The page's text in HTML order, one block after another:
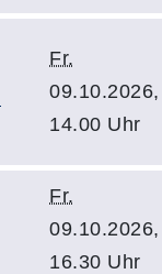
Fr.
09.10.2026,
14.00 Uhr
Fr.
09.10.2026,
16.30 Uhr